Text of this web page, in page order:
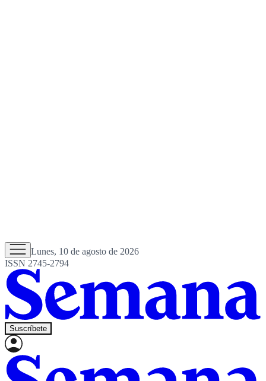
Lunes, 10 de agosto de 2026
ISSN 2745-2794
Suscríbete